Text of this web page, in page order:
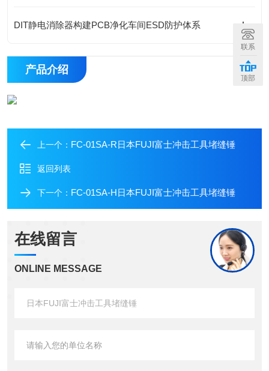
DIT静电消除器构建PCB净化车间ESD防护体系
产品介绍
上一个： FC-01SA-R日本FUJI富士冲击工具堵缝锤
返回列表
下一个： FC-01SA-H日本FUJI富士冲击工具堵缝锤
在线留言
ONLINE MESSAGE
联系
顶部